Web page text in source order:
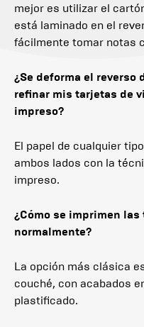
mejor es utilizar el
está laminado en el
fácilmente tomar notas
¿Se deforma el
refinar mis tarjetas de
impreso?
El papel de cualquier
ambos lados con la
impreso.
¿Cómo se imprimen
normalmente?
La opción más clásica
couché, con acabados
plastificado.